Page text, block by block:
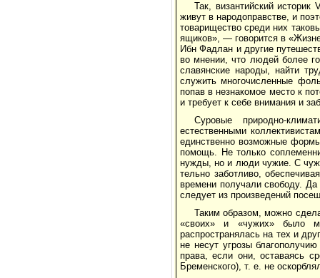
Так, византийский
живут в народоправстве, и
товарищество среди них
ящиков», — говорится в
Ибн Фадлан и другие
во мнении, что людей более
славянские народы, найти
служить многочисленные
попав в незнакомое место к
и требует к себе внимания и
Суровые природно-
естественными
единственно возможные
помощь. Не только
нужды, но и люди чужие. С
тельно заботливо,
времени получали свободу.
следует из произ­ведений
Таким образом, можно
«сво­их» и «чужих» было
распространялась на тех и
не несут угрозы
права, если они, оставаясь
Бременского), т. е. не